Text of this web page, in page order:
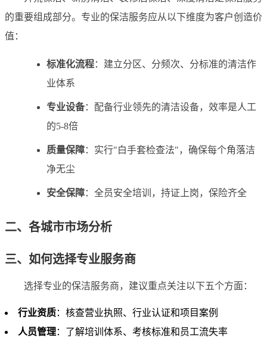
的重要组成部分。专业的保洁服务应从以下维度为客户创造价
值：
标准化流程：建立分区、分频次、分标准的清洁作
业体系
专业设备：配备行业领先的清洁设备，效率是人工
的5-8倍
质量保障：实行"白手套检查法"，确保每个角落洁
净无尘
安全保障：全员安全培训，持证上岗，保险齐全
二、各城市市场分析
三、如何选择专业服务商
选择专业的保洁服务商，建议重点关注以下五个方面：
行业资质：核查营业执照、行业认证和项目案例
人员管理：了解培训体系、考核标准和员工流失率